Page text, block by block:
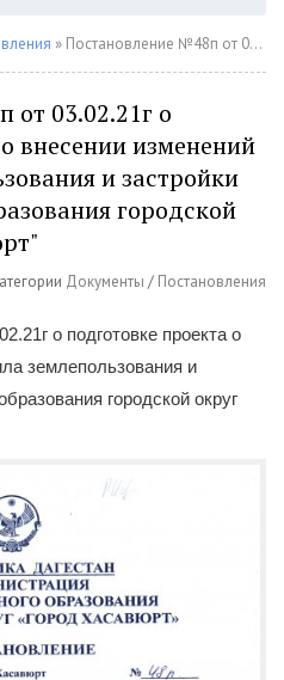
» Постановление №48п от 03.02.21г о подготовке проекта о внесении изменений в правила землепользования и застройки Муниципального образования городской округ "город Хасавюрт"
от 03.02.21г о
внесении изменений
и застройки
городской
Документы / Постановления
о подготовке проекта о
землепользования и
городской округ